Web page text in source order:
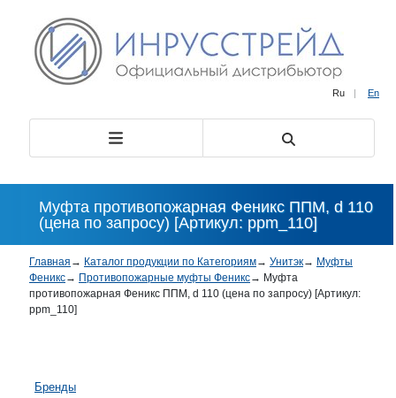
Ru | En
Муфта противопожарная Феникс ППМ, d 110
(цена по запросу) [Артикул: ppm_110]
Главная → Каталог продукции по Категориям→ Унитэк→ Муфты
Феникс→ Противопожарные муфты Феникс→ Муфта
противопожарная Феникс ППМ, d 110 (цена по запросу) [Артикул:
ppm_110]
Бренды